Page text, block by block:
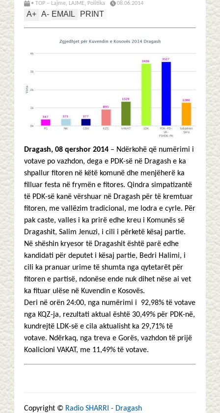
• TOP – Lajme, LAJME, Politika 08.06.2014
A+ A- EMAIL PRINT
Dragash, 08 qershor 2014 – Ndërkohë që numërimi i
votave po vazhdon, dega e PDK-së në Dragash e ka
shpallur fitoren në këtë komunë dhe menjëherë ka
filluar festa në frymën e fitores. Qindra simpatizantë
të PDK-së kanë vërshuar në Dragash për të kremtuar
fitoren, me vallëzim tradicional, me lodra e cyrle. Për
pak caste, valles i ka prirë edhe kreu i Komunës së
Dragashit, Salim Jenuzi, i cili i përketë kësaj partie.
Në shëshin kryesor të Dragashit është parë edhe
kandidati për deputet i kësaj partie, Bedri Halimi, i
cili ka pranuar urime të shumta nga qytetarët për
fitoren e partisë, ndonëse ende nuk dihet nëse ai vet
ka fituar ulëse në Kuvendin e Kosovës.
Deri në orën 24:00, nga numërimi i 92,98% të votave
nga KQZ-ja, rezultati aktual është 30,49% për PDK-në,
kundrejtë LDK-së e cila aktualisht ka 29,71% të
votave. Ndërkaq, nga treva e Gorës, vazhdon të prijë
Koalicioni VAKAT, me 11,49% të votave.
Copyright © Radio SHARRI - Dragash